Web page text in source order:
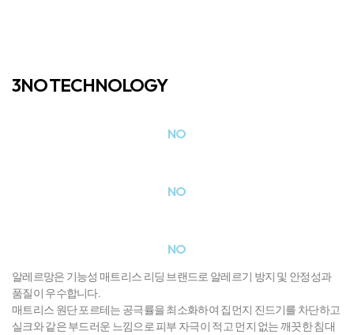
3NO TECHNOLOGY
NO
NO
NO
알레르망은 기능성 매트리스 리딩 브랜드로 알레르기 방지 및 안정성과
품질이 우수합니다.
매트리스 원단 포르테는 공극률을 최소화하여 집먼지 진드기를 차단하고
실크와 같은 부드러운 느낌으로 피부 자극이 적고 먼지 없는 깨끗한 침대